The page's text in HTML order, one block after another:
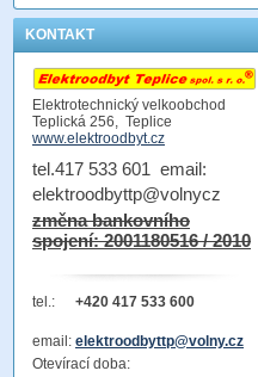
KONTAKT
Elektrotechnický velkoobchod
Teplická 256, Teplice
www.elektroodbyt.cz
tel.417 533 601 email:
elektroodbyttp@volnycz
změna bankovního
spojení: 2001180516 / 2010
tel.: +420 417 533 600
email: elektroodbyttp@volny.cz
Otevírací doba: